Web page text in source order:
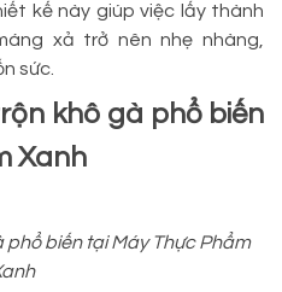
kế này giúp việc lấy thành
xả trở nên nhẹ nhàng,
sức.
khô gà phổ biến
Xanh
biến tại Máy Thực Phẩm